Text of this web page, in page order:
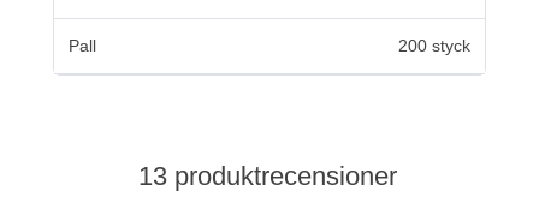
Pall 200 styck
13 produktrecensioner